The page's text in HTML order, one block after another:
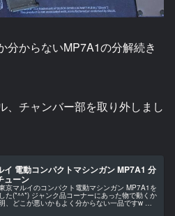
分からないMP7A1の分解続き
、チャンバー部を取り外しまし
イ 電動コンパクトマシンガン MP7A1 分
ューン
京マルイのコンパクト電動マシンガン MP7A1を
た(*^^*) ジャンク品コーナーにあった物で動くか
、どこが悪いかもよく分からない一品ですw た
は前から欲しいと思っていたので良い機会なので